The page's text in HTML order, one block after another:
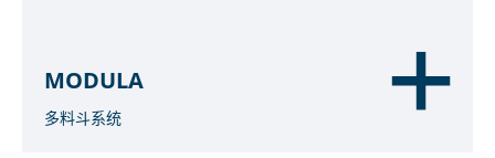
MODULA
多料斗系统